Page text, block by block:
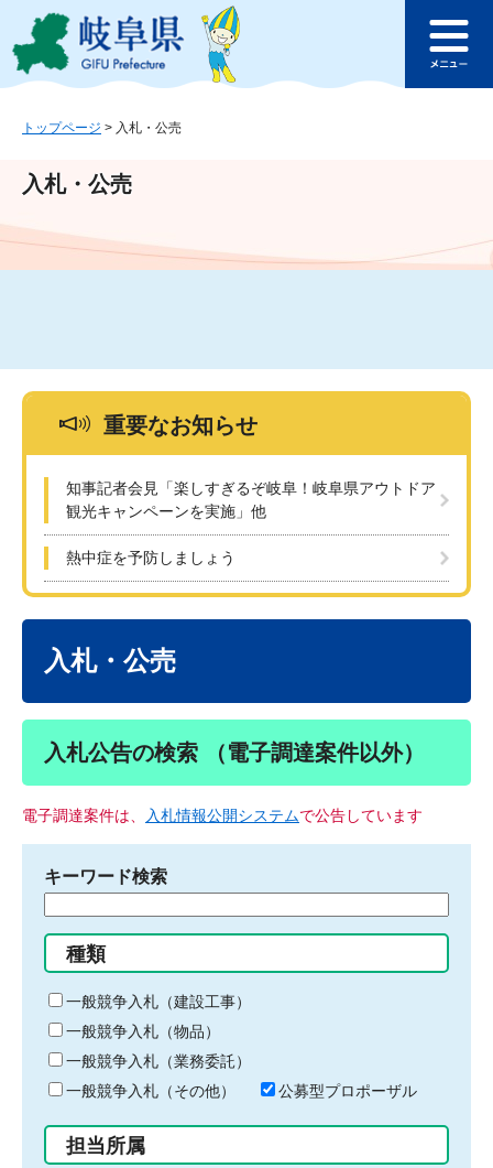
ジ
ュ
文
このページの本文へ
ュ
トップページ > 入札・公売
入札・公売
重要なお知らせ
知事記者会見「楽しすぎるぞ岐阜！岐阜県アウトドア
観光キャンペーンを実施」他
熱中症を予防しましょう
入札・公売
入札公告の検索 （電子調達案件以外）
電子調達案件は、 入札情報公開システムで公告しています
キーワード検索
る
キ
ー
ワ
ー
ド
入
力
種類
一般競争入札（建設工事）
一般競争入札（物品）
一般競争入札（業務委託）
一般競争入札（その他）
公募型プロポーザル
担当所属